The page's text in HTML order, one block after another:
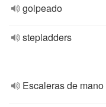
golpeado
stepladders
Escaleras de mano